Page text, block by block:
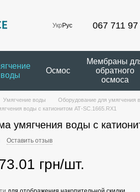
Укр Рус 067 711 97
воды
Осмос
Мембраны
обратного
осмоса
Умягчение воды Оборудование для умягчения
воды с катионитом АТ-SC.1665.RX1
умягчения воды с
Оставить отзыв
грн/шт.